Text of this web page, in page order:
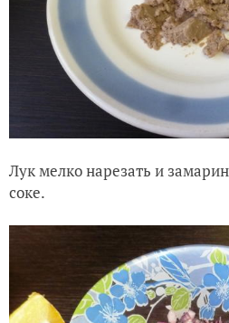
Лук мелко нарезать и
соке.